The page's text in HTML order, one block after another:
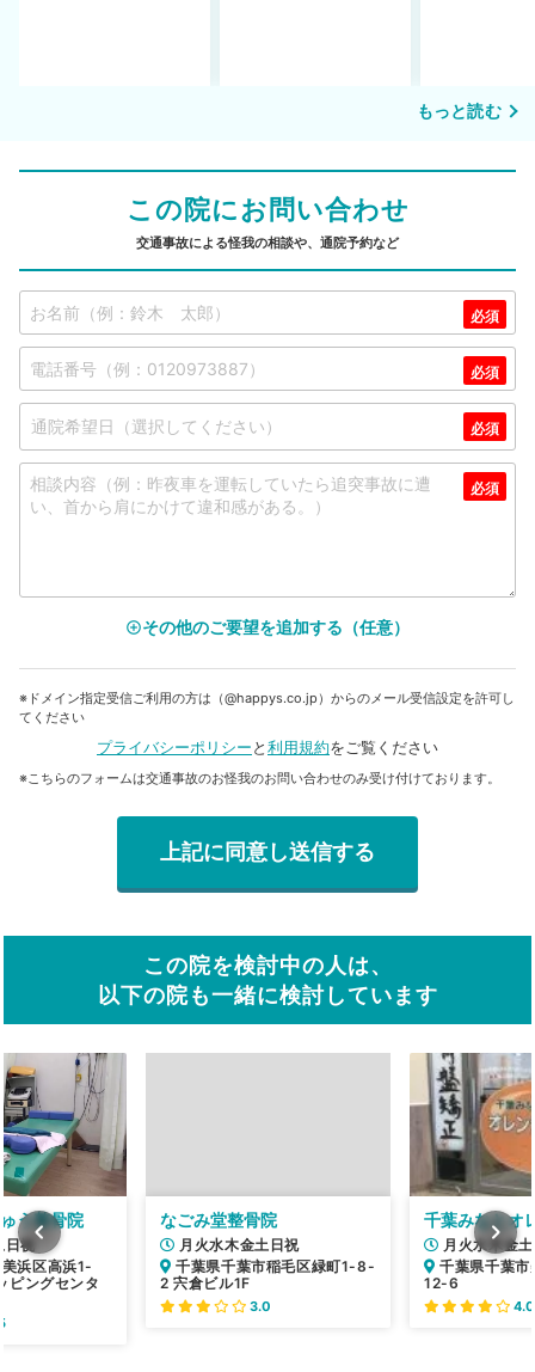
もっと読む
この院にお問い合わせ
交通事故による怪我の相談や、通院予約など
add_circle_outlineその他のご要望を追加する（任意）
※ドメイン指定受信ご利用の方は（@happys.co.jp）からのメール受信設定を許可し
てください
プライバシーポリシーと利用規約をご覧ください
※こちらのフォームは交通事故のお怪我のお問い合わせのみ受け付けております。
この院を検討中の人は、
以下の院も一緒に検討しています
なごみ堂整骨院
月火水木金土日祝
千葉県千葉市稲毛区緑町1-8-
2 宍倉ビル1F
3.0
千葉みなとオ
月火水木金
千葉県千葉
12-6
4.0
う整骨院
祝
浜区高浜1-
ピングセンタ